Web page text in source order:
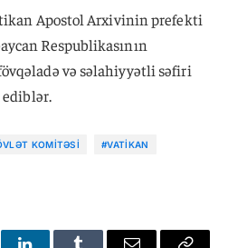
Apostol Arxivinin prefekti
Respublikasının
və səlahiyyətli səfiri
KOMITƏSI #VATIKAN